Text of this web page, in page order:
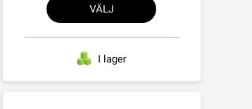
VÄLJ
I lager